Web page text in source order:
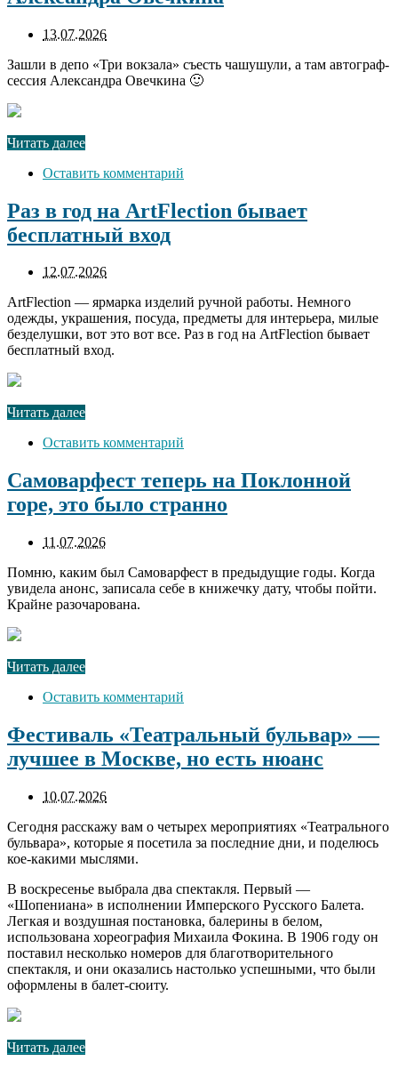
13.07.2026
Зашли в депо «Три вокзала» съесть чашушули, а там автограф-
сессия Александра Овечкина 🙂
Читать далее
Оставить комментарий
Раз в год на ArtFlection бывает
бесплатный вход
12.07.2026
ArtFlection — ярмарка изделий ручной работы. Немного
одежды, украшения, посуда, предметы для интерьера, милые
безделушки, вот это вот все. Раз в год на ArtFlection бывает
бесплатный вход.
Читать далее
Оставить комментарий
Самоварфест теперь на Поклонной
горе, это было странно
11.07.2026
Помню, каким был Самоварфест в предыдущие годы. Когда
увидела анонс, записала себе в книжечку дату, чтобы пойти.
Крайне разочарована.
Читать далее
Оставить комментарий
Фестиваль «Театральный бульвар» —
лучшее в Москве, но есть нюанс
10.07.2026
Сегодня расскажу вам о четырех мероприятиях «Театрального
бульвара», которые я посетила за последние дни, и поделюсь
кое-какими мыслями.
В воскресенье выбрала два спектакля. Первый —
«Шопениана» в исполнении Имперского Русского Балета.
Легкая и воздушная постановка, балерины в белом,
использована хореография Михаила Фокина. В 1906 году он
поставил несколько номеров для благотворительного
спектакля, и они оказались настолько успешными, что были
оформлены в балет-сюиту.
Читать далее